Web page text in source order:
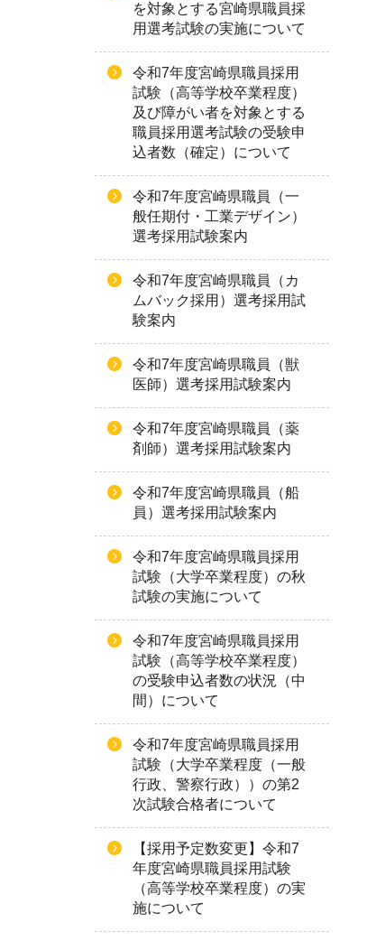
を対象とする宮崎県職員採
用選考試験の実施について
令和7年度宮崎県職員採用
試験（高等学校卒業程度）
及び障がい者を対象とする
職員採用選考試験の受験申
込者数（確定）について
令和7年度宮崎県職員（一
般任期付・工業デザイン）
選考採用試験案内
令和7年度宮崎県職員（カ
ムバック採用）選考採用試
験案内
令和7年度宮崎県職員（獣
医師）選考採用試験案内
令和7年度宮崎県職員（薬
剤師）選考採用試験案内
令和7年度宮崎県職員（船
員）選考採用試験案内
令和7年度宮崎県職員採用
試験（大学卒業程度）の秋
試験の実施について
令和7年度宮崎県職員採用
試験（高等学校卒業程度）
の受験申込者数の状況（中
間）について
令和7年度宮崎県職員採用
試験（大学卒業程度（一般
行政、警察行政））の第2
次試験合格者について
【採用予定数変更】令和7
年度宮崎県職員採用試験
（高等学校卒業程度）の実
施について